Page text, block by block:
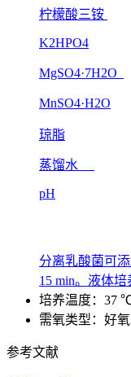
柠檬酸三铵
K2HPO4
MgSO4·7H2O
MnSO4·H2O
琼脂
蒸馏水
pH
分离乳酸菌可
15 min。液体
培养温度：37
需氧类型：好氧
参考文献